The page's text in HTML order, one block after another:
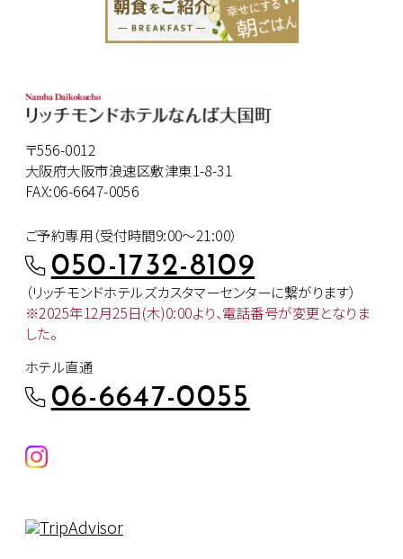
〒556-0012
大阪府大阪市浪速区敷津東1-8-31
FAX:06-6647-0056
ご予約専用（受付時間9:00～21:00）
050-1732-8109
（リッチモンドホテルズカスタマーセンターに繋がります）
※2025年12月25日(木)0:00より、電話番号が変更となりま
した。
ホテル直通
06-6647-0055